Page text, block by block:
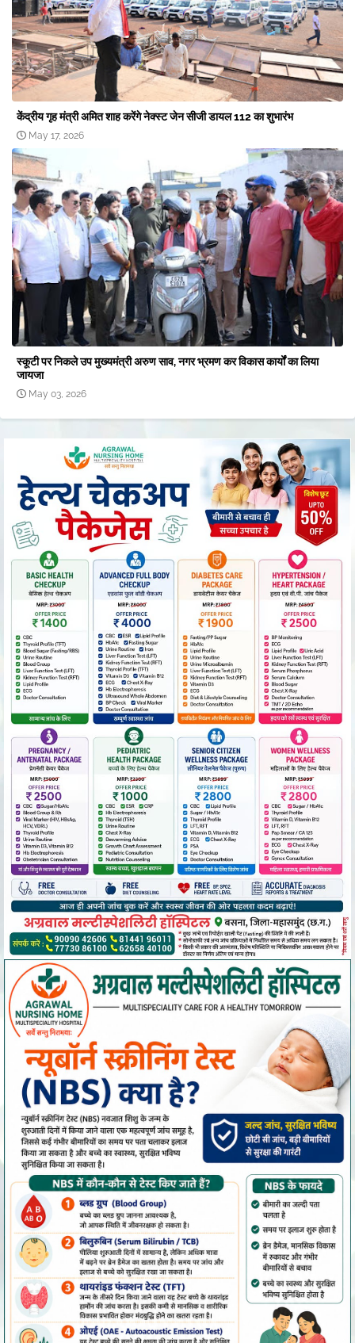
केंद्रीय गृह मंत्री अमित शाह करेंगे नेक्स्ट जेन सीजी डायल 112 का शुभारंभ
May 17, 2026
स्कूटी पर निकले उप मुख्यमंत्री अरुण साव, नगर भ्रमण कर विकास कार्यों का लिया
जायजा
May 03, 2026